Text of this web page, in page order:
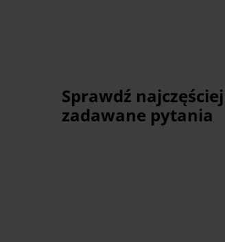
Sprawdź najczęściej
zadawane pytania